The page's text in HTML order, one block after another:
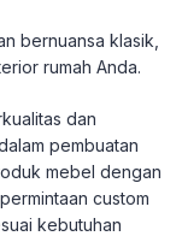
bernuansa klasik,
rumah Anda.
dan
pembuatan
mebel dengan
custom
kebutuhan